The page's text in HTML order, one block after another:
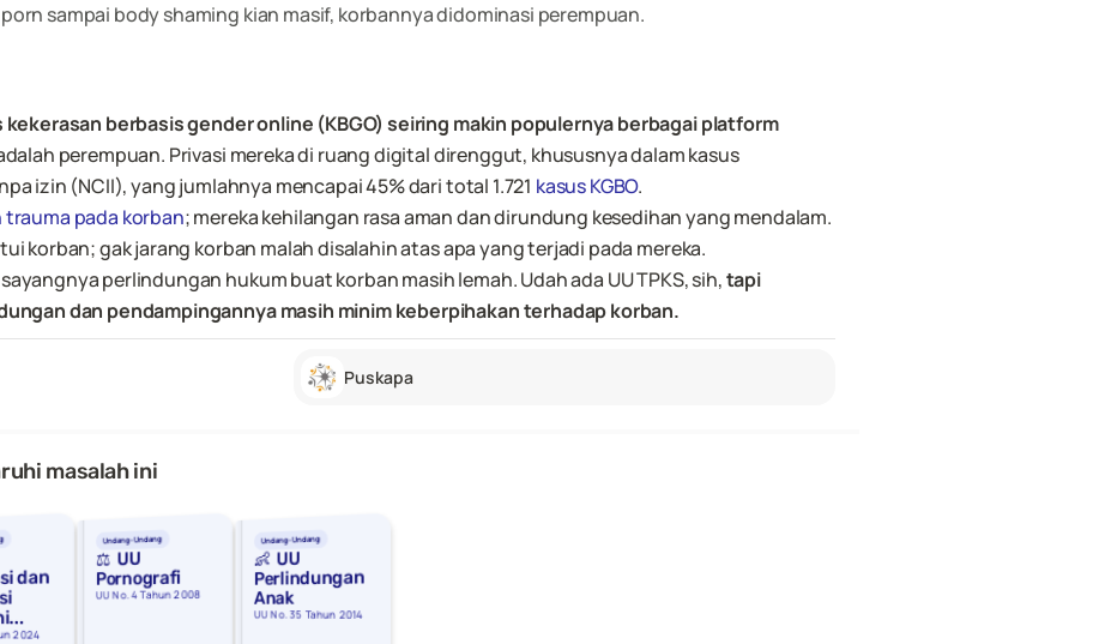
porn sampai body shaming kian masif, korbannya didominasi perempuan.
kekerasan berbasis gender online (KBGO) seiring makin populernya berbagai platform
perempuan. Privasi mereka di ruang digital direnggut, khususnya dalam kasus
izin (NCII), yang jumlahnya mencapai 45% dari total 1.721 kasus KGBO.
pada korban; mereka kehilangan rasa aman dan dirundung kesedihan yang mendalam.
korban; gak jarang korban malah disalahin atas apa yang terjadi pada mereka.
perlindungan hukum buat korban masih lemah. Udah ada UU TPKS, sih, tapi
dan pendampingannya masih minim keberpihakan terhadap korban.
Puskapa
masalah ini
dan
2024
Undang-Undang
⚖️  UU
Pornografi
UU No. 4 Tahun 2008
Undang-Undang
👶  UU
Perlindungan
Anak
UU No. 35 Tahun 2014